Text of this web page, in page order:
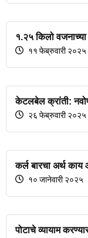
१.२५ किलो वजनाच्या
११ फेब्रुवारी २०२५
केटलबेल क्रांती:
२६ फेब्रुवारी २०२५
कर्ल बारचा अर्थ
१० जानेवारी २०२५
पोटाचे व्यायाम